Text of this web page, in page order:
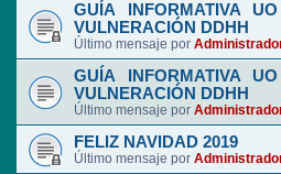
GUÍA INFORMATIVA
VULNERACIÓN DDHH
Último mensaje por
GUÍA INFORMATIVA
VULNERACIÓN DDHH
Último mensaje por
FELIZ NAVIDAD 2019
Último mensaje por